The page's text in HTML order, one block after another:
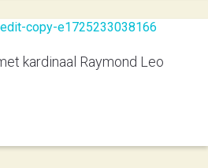
kardinaal Raymond Leo